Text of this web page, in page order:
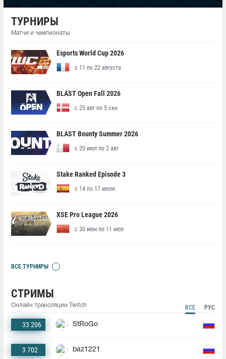
ТУРНИРЫ
Матчи и чемпионаты
Esports World Cup 2026
с 11 по 22 августа
BLAST Open Fall 2026
с 25 авг по 5 сен
BLAST Bounty Summer 2026
с 20 июл по 2 авг
Stake Ranked Episode 3
с 14 по 17 июля
XSE Pro League 2026
с 30 июн по 11 июл
ВСЕ ТУРНИРЫ
СТРИМЫ
Онлайн трансляции Twitch ВСЕ РУС
33 206 StRoGo
3 702 baz1221